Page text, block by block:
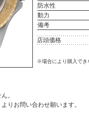
防水性
動力
備考
店頭価格
※場合により購入でき
。
よりお問い合わせ願います。